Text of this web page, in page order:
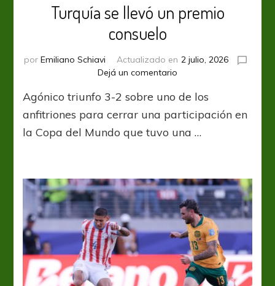
Turquía se llevó un premio
consuelo
por Emiliano Schiavi Actualizado en 2 julio, 2026
Dejá un comentario
se
llevó
premio
Agónico triunfo 3-2 sobre uno de los
anfitriones para cerrar una participación en
la Copa del Mundo que tuvo una …